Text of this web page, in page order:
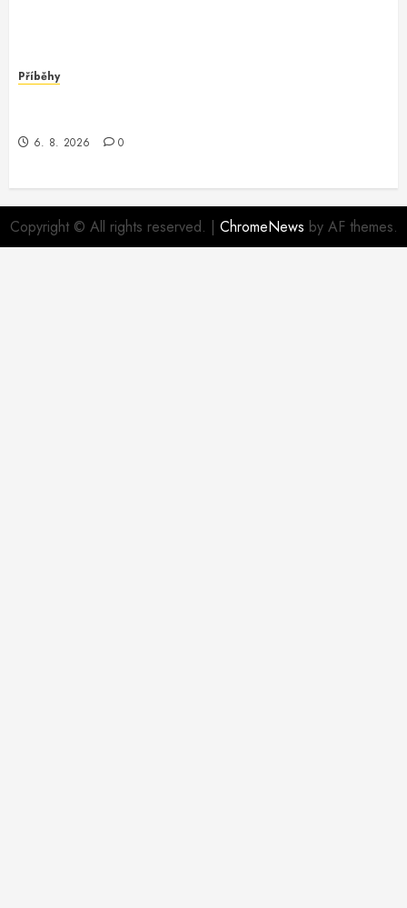
Příběhy
6. 8. 2026 0
Copyright © All rights reserved. | ChromeNews by AF themes.